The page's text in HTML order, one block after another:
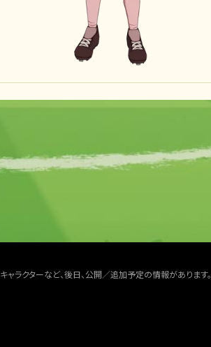
ラクターなど、後日、公開／追加予定の情報があります。